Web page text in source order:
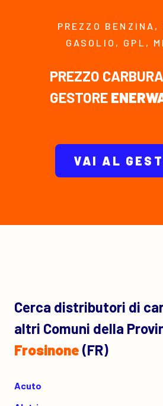
PREZZO BENZINA,
GASOLIO, GPL,
PREZZO
GESTORE
VAI AL
Cerca distributori di
altri Comuni della
Frosinone (FR)
Acuto